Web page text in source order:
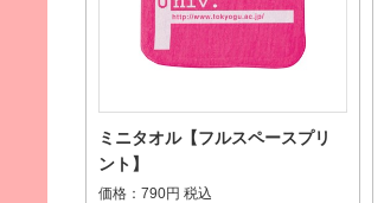
パイルの深さと密度でデザインを表現
その他から探す
柄はんかち
ミニタオル【フルスペースプリ
ント】
価格： 790円 税込